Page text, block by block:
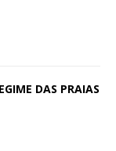
DAS PRAIAS